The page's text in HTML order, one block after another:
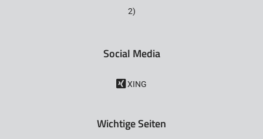
2)
Social Media
XING
Wichtige Seiten